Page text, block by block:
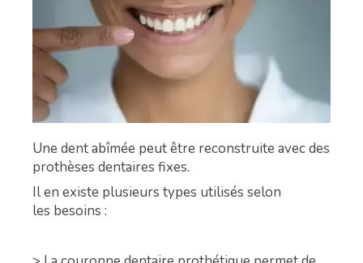
Une dent abîmée peut être reconstruite avec des
prothèses dentaires fixes.
Il en existe plusieurs types utilisés selon
les besoins :